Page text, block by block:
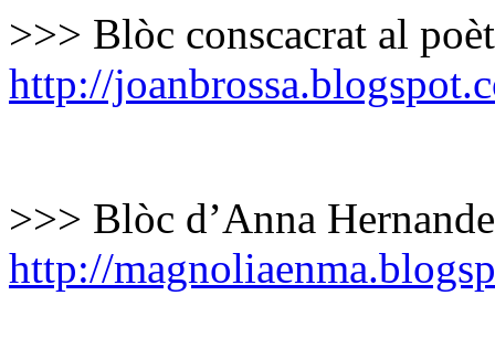
>>> Blòc conscacrat al
http://
>>> Blòc d’Anna
http://